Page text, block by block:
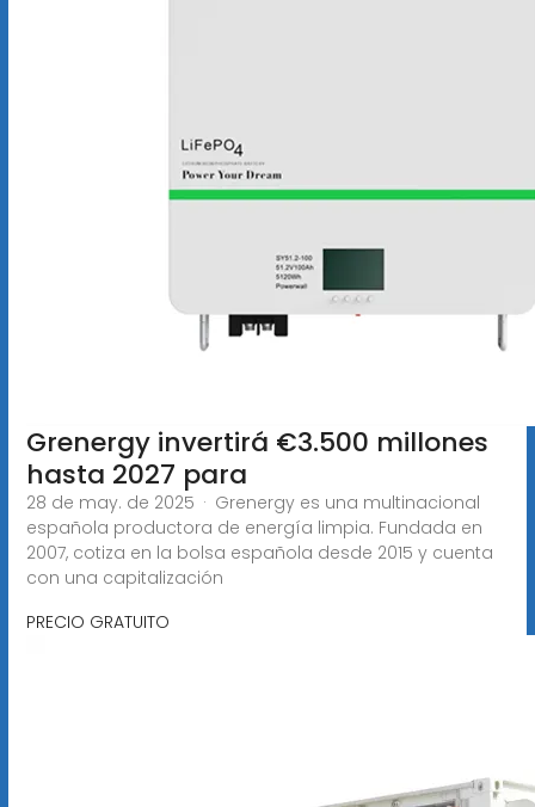
Grenergy invertirá €3.500 millones
hasta 2027 para
28 de may. de 2025 · Grenergy es una multinacional
española productora de energía limpia. Fundada en
2007, cotiza en la bolsa española desde 2015 y cuenta
con una capitalización
PRECIO GRATUITO